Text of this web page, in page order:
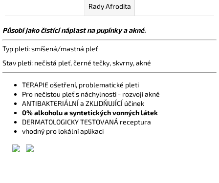
Rady Afrodita
Působí jako čistící náplast na pupínky a akné.
Typ pleti: smíšená/mastná pleť
Stav pleti: nečistá pleť, černé tečky, skvrny, akné
TERAPIE ošetření, problematické pleti
Pro nečistou pleť s náchylnosti - rozvoji akné
ANTIBAKTERIÁLNÍ a ZKLIDŇUJÍCÍ účinek
0% alkoholu a syntetických vonných látek
DERMATOLOGICKY TESTOVANÁ receptura
vhodný pro lokální aplikaci